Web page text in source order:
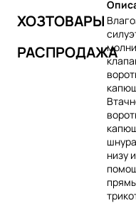
ХОЗТОВАРЫ
РАСПРОДАЖА
низу